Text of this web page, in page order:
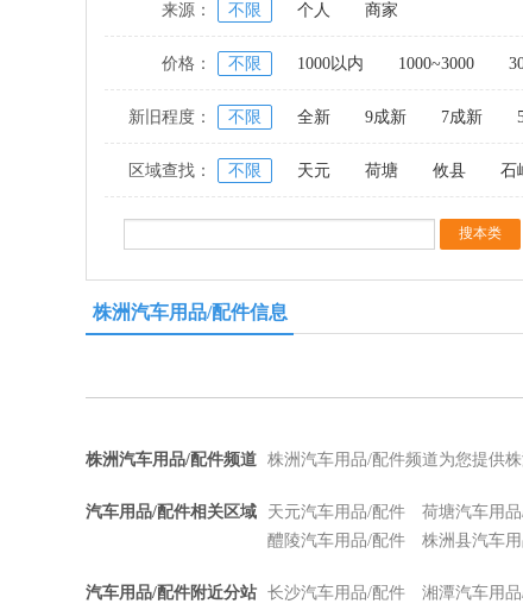
来源： 不限 个人 商家
价格： 不限 1000以内 1000~3000
新旧程度： 不限 全新 9成新 7成新
区域查找： 不限 天元 荷塘 攸县 石
株洲汽车用品/配件信息
株洲汽车用品/配件频道 株洲汽车用品/配件频道为您提供
汽车用品/配件相关区域 天元汽车用品/配件 荷塘汽车用
醴陵汽车用品/配件
株洲县汽车
汽车用品/配件附近分站 长沙汽车用品/配件 湘潭汽车用